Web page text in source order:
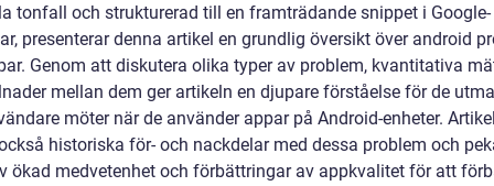
tonfall och strukturerad till en framträdande snippet i Google-
presenterar denna artikel en grundlig översikt över android
Genom att diskutera olika typer av problem, kvantitativa
mellan dem ger artikeln en djupare förståelse för de
möter när de använder appar på Android-enheter.
historiska för- och nackdelar med dessa problem och
ökad medvetenhet och förbättringar av appkvalitet för att